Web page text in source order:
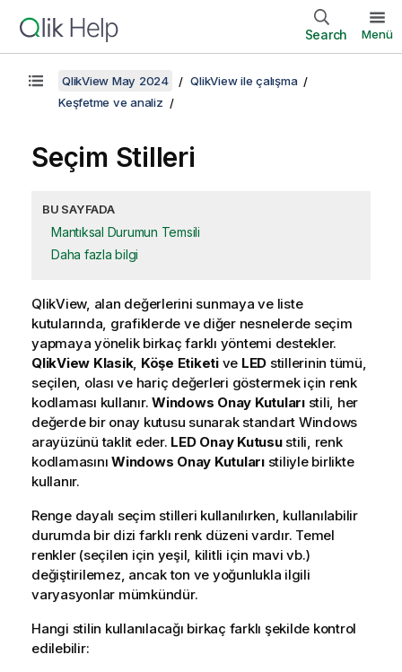
Search Menü
QlikView May 2024
QlikView ile çalışma
Keşfetme ve analiz
Seçim Stilleri
BU SAYFADA
Mantıksal Durumun Temsili
Daha fazla bilgi
QlikView, alan değerlerini sunmaya ve liste
kutularında, grafiklerde ve diğer nesnelerde seçim
yapmaya yönelik birkaç farklı yöntemi destekler.
QlikView Klasik, Köşe Etiketive LED stillerinin tümü,
seçilen, olası ve hariç değerleri göstermek için renk
kodlaması kullanır. Windows Onay Kutularıstili, her
değerde bir onay kutusu sunarak standart Windows
arayüzünü taklit eder. LED Onay Kutusustili, renk
kodlamasını Windows Onay Kutularıstiliyle birlikte
kullanır.
Renge dayalı seçim stilleri kullanılırken, kullanılabilir
durumda bir dizi farklı renk düzeni vardır. Temel
renkler (seçilen için yeşil, kilitli için mavi vb.)
değiştirilemez, ancak ton ve yoğunlukla ilgili
varyasyonlar mümkündür.
Hangi stilin kullanılacağı birkaç farklı şekilde kontrol
edilebilir: